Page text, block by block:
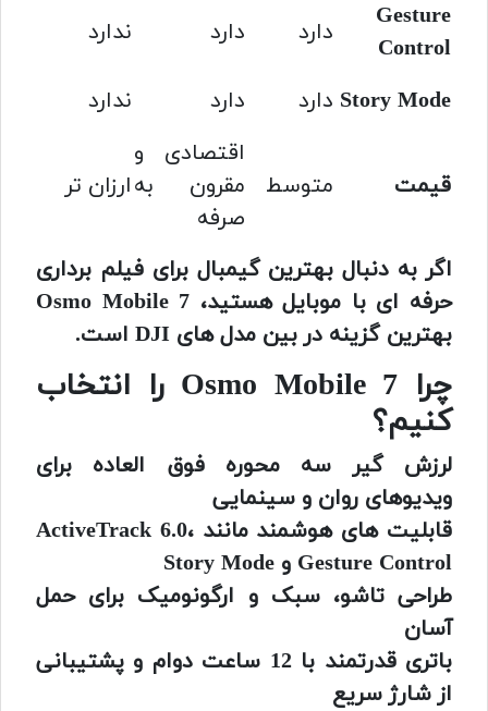
Gesture
Control
دارد دارد ندارد
Story Mode دارد دارد ندارد
قیمت متوسط
اقتصادی و
مقرون به
صرفه
ارزان تر
اگر به دنبال بهترین گیمبال برای فیلم برداری
حرفه ای با موبایل هستید، Osmo Mobile 7
بهترین گزینه در بین مدل های DJI است.
چرا Osmo Mobile 7 را انتخاب
کنیم؟
لرزش گیر سه محوره فوق العاده برای
ویدیوهای روان و سینمایی
قابلیت های هوشمند مانند ActiveTrack 6.0،
Gesture Control و Story Mode
طراحی تاشو، سبک و ارگونومیک برای حمل
آسان
باتری قدرتمند با 12 ساعت دوام و پشتیبانی
از شارژ سریع